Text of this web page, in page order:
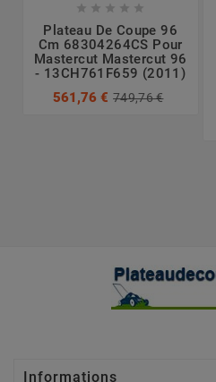
    
Plateau De Coupe 96
Cm 68304264CS Pour
Mastercut Mastercut 96
- 13CH761F659 (2011)
561,76 € 749,76 €
Informations